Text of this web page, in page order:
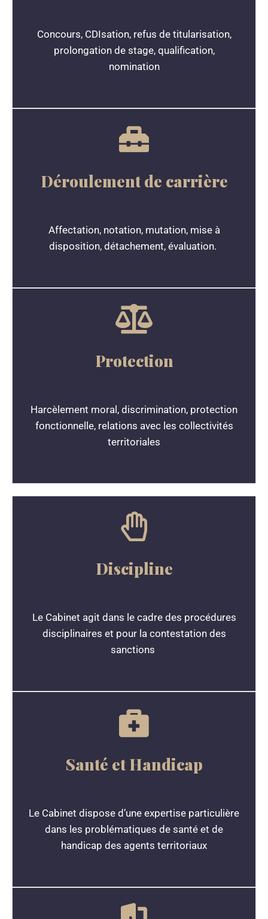
Concours, CDIsation, refus de titularisation,
prolongation de stage, qualification,
nomination
Déroulement de carrière
Affectation, notation, mutation, mise à
disposition, détachement, évaluation.
Protection
Harcèlement moral, discrimination, protection
fonctionnelle, relations avec les collectivités
territoriales
Discipline
Le Cabinet agit dans le cadre des procédures
disciplinaires et pour la contestation des
sanctions
Santé et Handicap
Le Cabinet dispose d’une expertise particulière
dans les problématiques de santé et de
handicap des agents territoriaux